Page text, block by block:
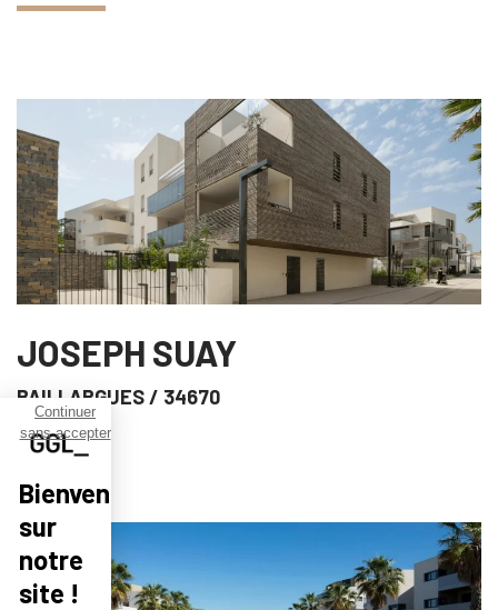
JOSEPH SUAY
BAILLARGUES/ 34670
Continuer
sans accepter
Bienvenue
sur
notre
site !